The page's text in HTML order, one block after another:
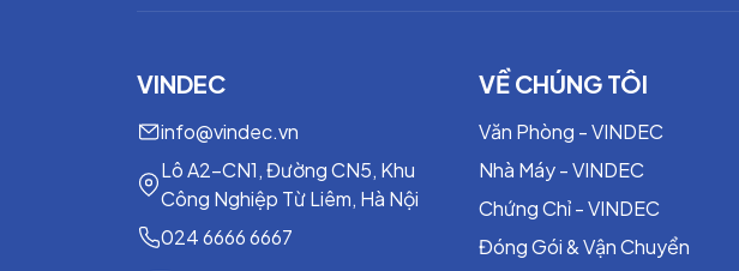
VINDEC
info@vindec.vn
Lô A2-CN1, Đường CN5, Khu
Công Nghiệp Từ Liêm, Hà Nội
024 6666 6667
VỀ CHÚNG TÔI
Văn Phòng - VINDEC
Nhà Máy - VINDEC
Chứng Chỉ - VINDEC
Đóng Gói & Vận Chuyển